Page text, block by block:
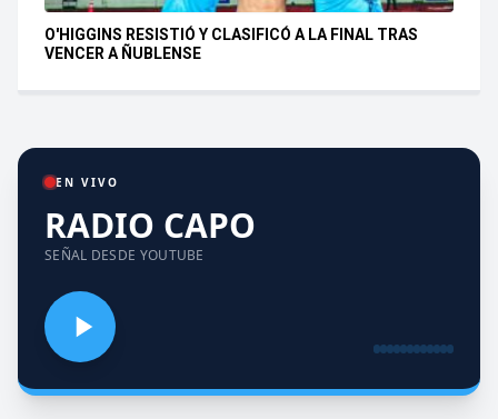
O'HIGGINS RESISTIÓ Y CLASIFICÓ A LA FINAL TRAS
VENCER A ÑUBLENSE
EN VIVO
RADIO CAPO
SEÑAL DESDE YOUTUBE